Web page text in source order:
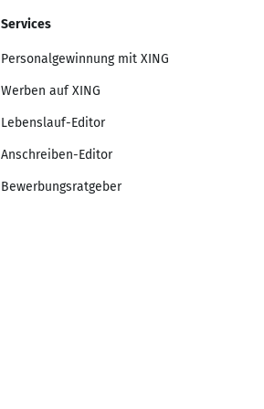
Services
Personalgewinnung mit XING
Werben auf XING
Lebenslauf-Editor
Anschreiben-Editor
Bewerbungsratgeber